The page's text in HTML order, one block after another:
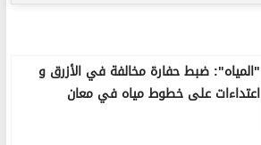
"المياه": ضبط حفارة مخالفة في الأزرق و
اعتداءات على خطوط مياه في معان